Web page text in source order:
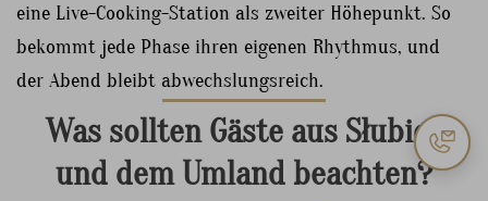
eine Live-Cooking-Station als zweiter Höhepunkt. So
bekommt jede Phase ihren eigenen Rhythmus, und
der Abend bleibt abwechslungsreich.
Was sollten Gäste aus Słubice
und dem Umland beachten?